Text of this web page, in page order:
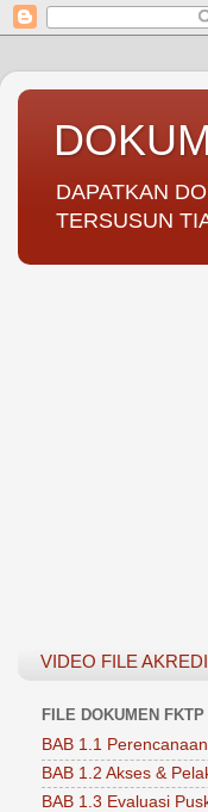
DAPATKAN
TERSUSUN
VIDEO FILE
FILE DOKUMEN FKTP
BAB 1.1
BAB 1.2 Akses &
BAB 1.3 Evaluasi